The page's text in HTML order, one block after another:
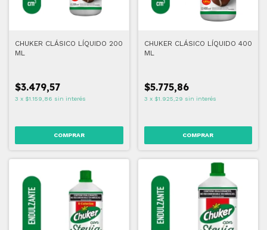
CHUKER CLÁSICO LÍQUIDO 200
ML
$3.479,57
3 x $1.159,86 sin interés
CHUKER CLÁSICO LÍQUIDO 400
ML
$5.775,86
3 x $1.925,29 sin interés